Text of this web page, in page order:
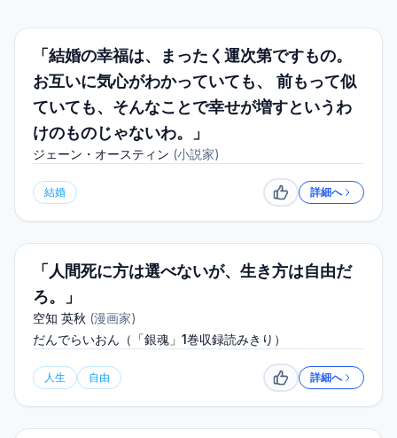
「結婚の幸福は、まったく運次第ですもの。
お互いに気心がわかっていても、 前もって似
ていても、そんなことで幸せが増すというわ
けのものじゃないわ。」
ジェーン・オースティン (小説家)
結婚 いいね詳細へ
「人間死に方は選べないが、生き方は自由だ
ろ。」
空知 英秋 (漫画家)
だんでらいおん（「銀魂」1巻収録読みきり）
人生 自由 いいね詳細へ